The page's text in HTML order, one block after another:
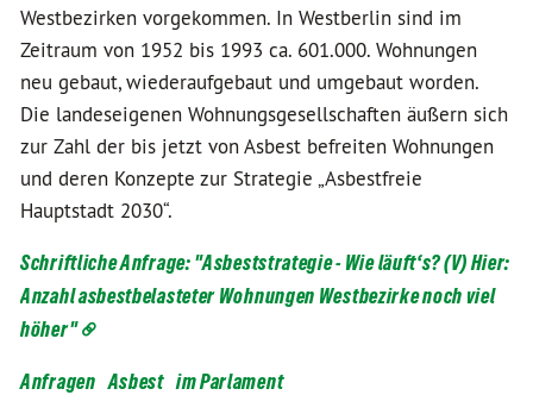
Westbezirken vorgekommen. In Westberlin sind im
Zeitraum von 1952 bis 1993 ca. 601.000. Wohnungen
neu gebaut, wiederaufgebaut und umgebaut worden.
Die landeseigenen Wohnungsgesellschaften äußern sich
zur Zahl der bis jetzt von Asbest befreiten Wohnungen
und deren Konzepte zur Strategie „Asbestfreie
Hauptstadt 2030“.
Schriftliche Anfrage: "Asbeststrategie - Wie läuft‘s? (V) Hier:
Anzahl asbestbelasteter Wohnungen Westbezirke noch viel
höher"
Anfragen Asbest im Parlament